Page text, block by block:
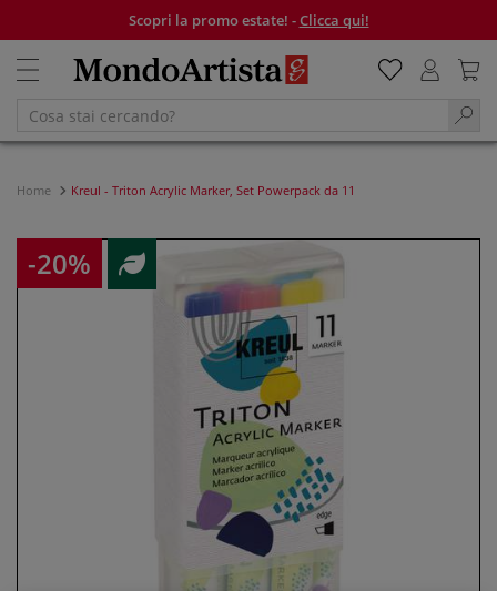
Scopri la promo estate! -Clicca qui!
Home Kreul - Triton Acrylic Marker, Set Powerpack da 11
-20%